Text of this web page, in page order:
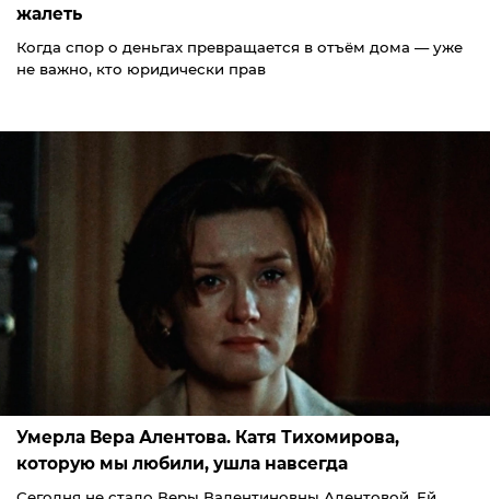
жалеть
Когда спор о деньгах превращается в отъём дома — уже
не важно, кто юридически прав
Умерла Вера Алентова. Катя Тихомирова,
которую мы любили, ушла навсегда